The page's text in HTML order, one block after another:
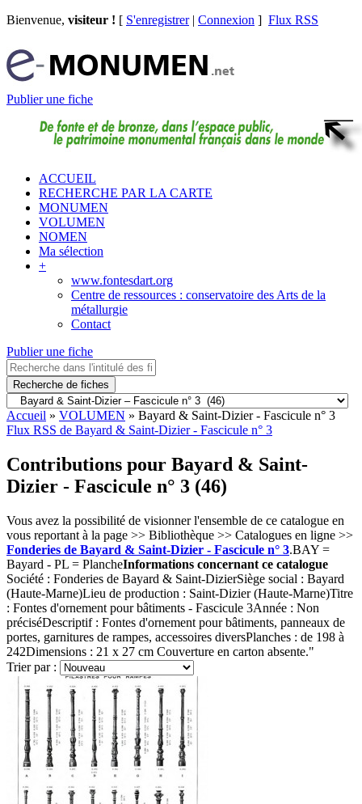
Bienvenue, visiteur ! [ S'enregistrer| Connexion ] Flux RSS
Publier une fiche
ACCUEIL
RECHERCHE PAR LA CARTE
MONUMEN
VOLUMEN
NOMEN
Ma sélection
+
www.fontesdart.org
Centre de ressources : conservatoire des Arts de la
métallurgie
Contact
Publier une fiche
Recherche de fiches
Accueil » VOLUMEN » Bayard & Saint-Dizier - Fascicule n° 3
Flux RSS de Bayard & Saint-Dizier - Fascicule n° 3
Contributions pour Bayard & Saint-
Dizier - Fascicule n° 3 (46)
Vous avez la possibilité de visionner l'ensemble de ce catalogue en
vous reportant à la page >> Bibliothèque >> Catalogues en ligne >>
Fonderies de Bayard & Saint-Dizier - Fascicule n° 3.BAY =
Bayard - PL = PlancheInformations concernant ce catalogue
Société : Fonderies de Bayard & Saint-DizierSiège social : Bayard
(Haute-Marne)Lieu de production : Saint-Dizier (Haute-Marne)Titre
: Fontes d'ornement pour bâtiments - Fascicule 3Année : Non
préciséDescriptif : Fontes d'ornement pour bâtiments, panneaux de
portes, garnitures de rampes, accessoires diversPlanches : de 198 à
242Dimensions : 21 x 27 cm Couverture en carton absente."
Trier par :